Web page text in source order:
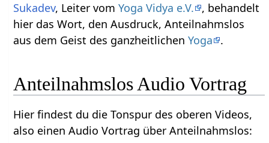
Sukadev, Leiter vomYoga Vidya e.V.
, behandelt
hier das Wort, den Ausdruck, Anteilnahmslos‏‎
aus dem Geist des ganzheitlichenYoga .
Anteilnahmslos‏‎ Audio Vortrag
Hier findest du die Tonspur des oberen Videos,
also einen Audio Vortrag über Anteilnahmslos‏‎: